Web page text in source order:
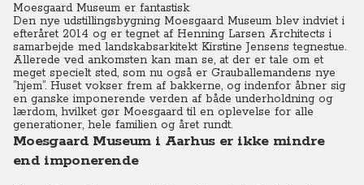
Moesgaard Museum er fantastisk
Den nye udstillingsbygning Moesgaard Museum blev indviet i
efteråret 2014 og er tegnet af Henning Larsen Architects i
samarbejde med landskabsarkitekt Kirstine Jensens tegnestue.
Allerede ved ankomsten kan man se, at der er tale om et
meget specielt sted, som nu også er Grauballemandens nye
”hjem”. Huset vokser frem af bakkerne, og indenfor åbner sig
en ganske imponerende verden af både underholdning og
lærdom, hvilket gør Moesgaard til en oplevelse for alle
generationer, hele familien og året rundt.
Moesgaard Museum i Aarhus er ikke mindre
end imponerende